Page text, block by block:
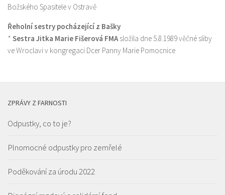
Božského Spasitele v Ostravě
Řeholní sestry pocházející z Bašky
* Sestra Jitka Marie Fišerová FMAsložila dne 5.8.1989 věčné sliby
ve Wroclavi v kongregaci Dcer Panny Marie Pomocnice
ZPRÁVY Z FARNOSTI
Odpustky, co to je?
Plnomocné odpustky pro zemřelé
Poděkování za úrodu 2022